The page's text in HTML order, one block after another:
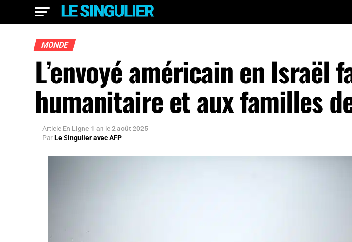
MONDE
L’envoyé américain en Israël
humanitaire et aux familles
Article En Ligne 1 an le2 août 2025
ParLe Singulier avec AFP